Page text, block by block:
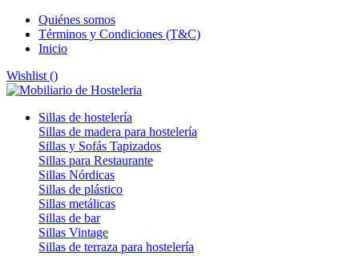
Quiénes somos
Términos y Condiciones (T&C)
Inicio
Wishlist ()
Sillas de hostelería
Sillas de madera para hostelería
Sillas y Sofás Tapizados
Sillas para Restaurante
Sillas Nórdicas
Sillas de plástico
Sillas metálicas
Sillas de bar
Sillas Vintage
Sillas de terraza para hostelería